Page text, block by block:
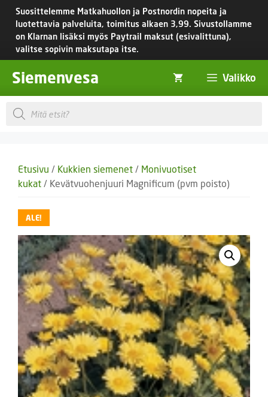
Siirry
sisältöön
Suosittelemme Matkahuollon ja Postnordin nopeita ja
luotettavia palveluita, toimitus alkaen 3,99. Sivustollamme
on Klarnan lisäksi myös Paytrail maksut (esivalittuna),
valitse sopivin maksutapa itse.
Siemenvesa Valikko
Products
search
Etusivu / Kukkien siemenet / Monivuotiset
kukat / Kevätvuohenjuuri Magnificum (pvm poisto)
ALE!